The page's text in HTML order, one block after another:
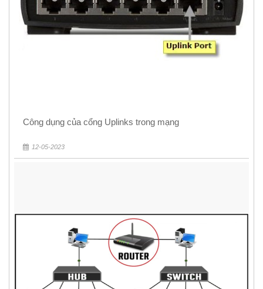
Công dụng của cổng Uplinks trong mạng
12-05-2023